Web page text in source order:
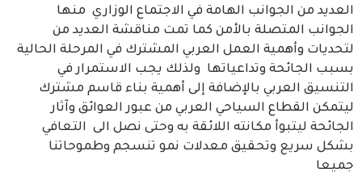
العديد من الجوانب الهامة في الاجتماع الوزاري منها
الجوانب المتصلة بالأمن كما تمت مناقشة العديد من
لتحديات وأهمية العمل العربي المشترك في المرحلة الحالية
بسبب الجائحة وتداعياتها ولذلك يجب الاستمرار في
التنسيق العربي بالإضافة إلى أهمية بناء قاسم مشترك
ليتمكن القطاع السياحي العربي من عبور العوائق وآثار
الجائحة ليتبوأ مكانته اللائقة به وحتى نصل الى التعافي
بشكل سريع وتحقيق معدلات نمو تنسجم وطموحاتنا
جميعا